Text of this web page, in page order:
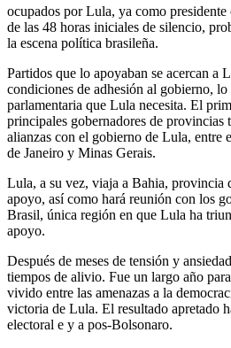
ocupados por Lula, ya como
de las 48 horas iniciales de silencio,
la escena política brasileña.
Partidos que lo apoyaban se acercan a
condiciones de adhesión al gobierno,
parlamentaria que Lula necesita. El
principales gobernadores de provincias
alianzas con el gobierno de Lula, entre
de Janeiro y Minas Gerais.
Lula, a su vez, viaja a Bahia, provincia
apoyo, así como hará reunión con los
Brasil, única región en que Lula ha
apoyo.
Después de meses de tensión y
tiempos de alivio. Fue un largo año
vivido entre las amenazas a la
victoria de Lula. El resultado apretado
electoral e y a pos-Bolsonaro.